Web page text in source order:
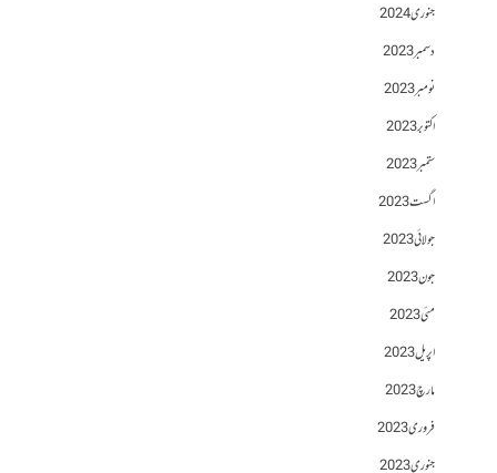
جنوری 2024
دسمبر 2023
نومبر 2023
اکتوبر 2023
ستمبر 2023
اگست 2023
جولائی 2023
جون 2023
مئی 2023
اپریل 2023
مارچ 2023
فروری 2023
جنوری 2023